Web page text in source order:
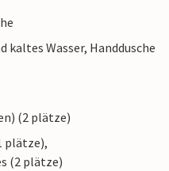
kaltes Wasser, Handdusche
(2 plätze)
plätze),
(2 plätze)